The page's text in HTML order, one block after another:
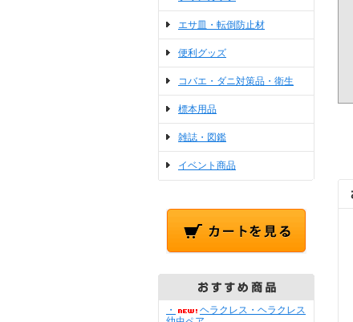
エサ皿・転倒防止材
便利グッズ
コバエ・ダニ対策品・衛生
標本用品
雑誌・図鑑
イベント商品
・
ヘラクレス・ヘラクレス